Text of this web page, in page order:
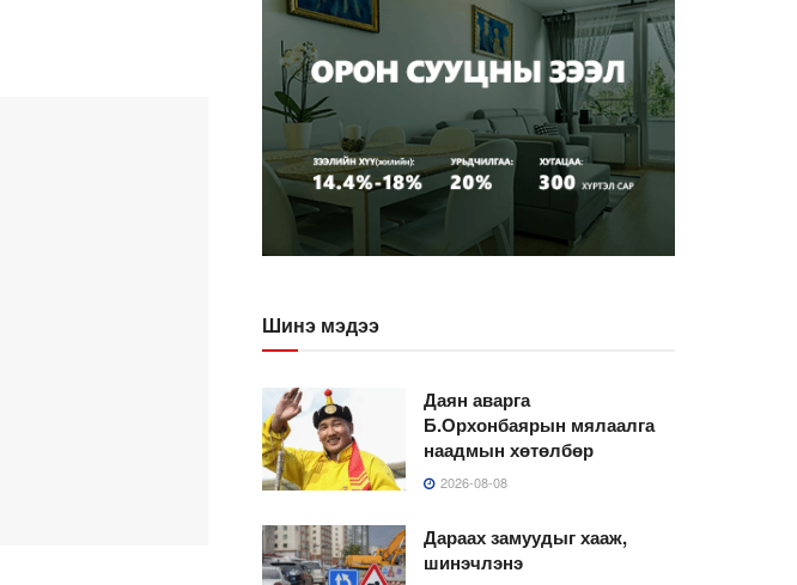
Шинэ мэдээ
Даян аварга
Б.Орхонбаярын мялаалга
наадмын хөтөлбөр
2026-08-08
Дараах замуудыг хааж,
шинэчлэнэ